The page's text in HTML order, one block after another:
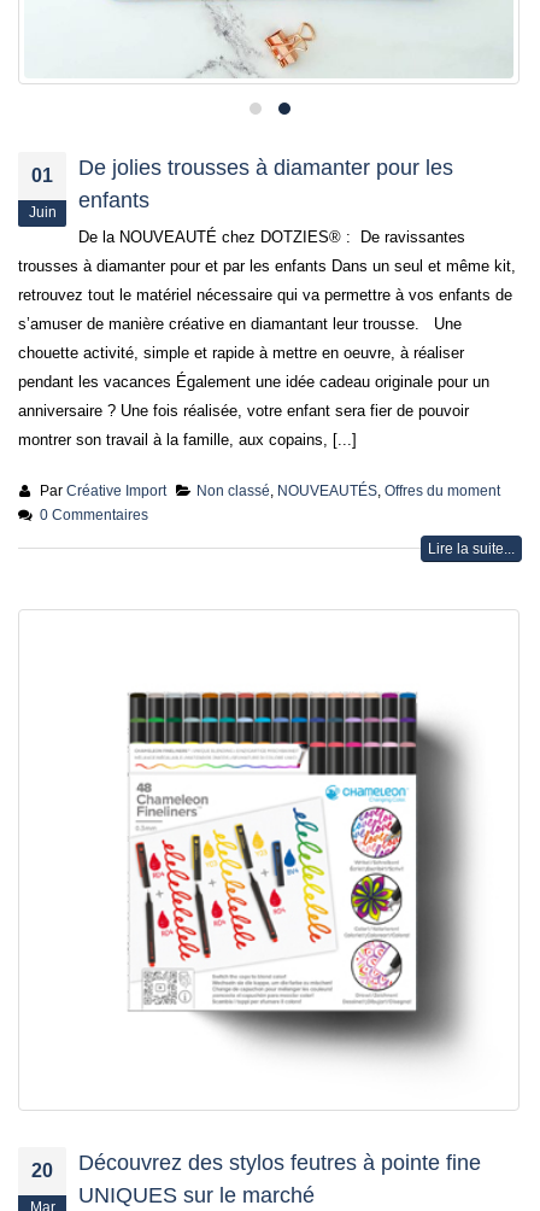
01
Juin
De jolies trousses à diamanter pour les
enfants
De la NOUVEAUTÉ chez DOTZIES® : De ravissantes
trousses à diamanter pour et par les enfants Dans un seul et même kit,
retrouvez tout le matériel nécessaire qui va permettre à vos enfants de
s’amuser de manière créative en diamantant leur trousse. Une
chouette activité, simple et rapide à mettre en oeuvre, à réaliser
pendant les vacances Également une idée cadeau originale pour un
anniversaire ? Une fois réalisée, votre enfant sera fier de pouvoir
montrer son travail à la famille, aux copains, [...]
Par Créative Import Non classé NOUVEAUTÉS ,Offres du moment
0 Commentaires
Lire la suite...
20
Mar
Découvrez des stylos feutres à pointe fine
UNIQUES sur le marché